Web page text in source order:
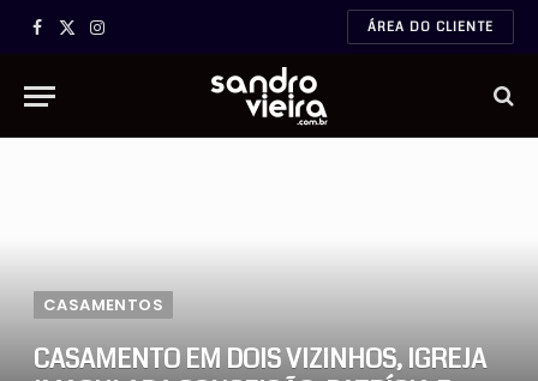
Facebook
X
Instagram ÁREA DO CLIENTE
CASAMENTOS
CASAMENTO EM DOIS VIZINHOS, IGREJA